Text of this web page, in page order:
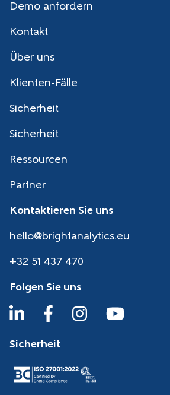
Demo anfordern
Kontakt
Über uns
Klienten-Fälle
Sicherheit
Sicherheit
Ressourcen
Partner
Kontaktieren Sie uns
hello@brightanalytics.eu
+32 51 437 470
Folgen Sie uns
Sicherheit